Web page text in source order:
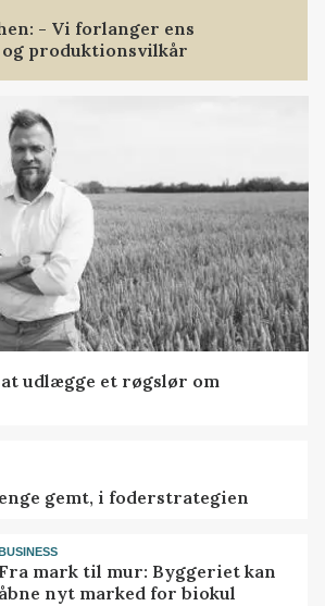
- Vi forlanger ens
produktionsvilkår
udlægge et røgslør om
gemt, i foderstrategien
mark til mur: Byggeriet kan
åbne nyt marked for biokul